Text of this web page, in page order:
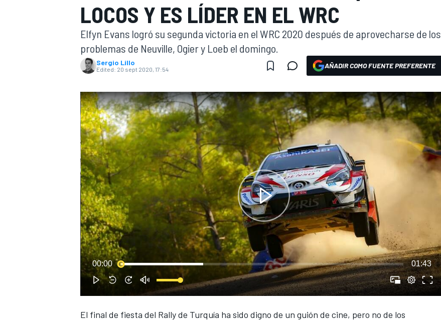
FÓRMULA E MOTO
NASCARINDYCARSPORTSCARRALLYTURISMO
MÁS
LOCOS Y ES LÍDER EN EL WRC
Elfyn Evans logró su segunda victoria en el WRC 2020 después de aprovecharse de los
problemas de Neuville, Ogier y Loeb el domingo.
Sergio Lillo
Edited: 20 sept 2020, 17:54 AÑADIR COMO FUENTE PREFERENTE
00:00 01:43
El final de fiesta del Rally de Turquía ha sido digno de un guión de cine, pero no de los